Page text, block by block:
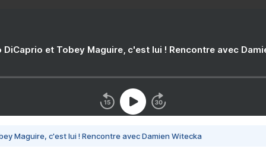
DiCaprio et Tobey Maguire, c'est lui ! Rencontre avec
Maguire, c'est lui ! Rencontre avec Damien Witecka